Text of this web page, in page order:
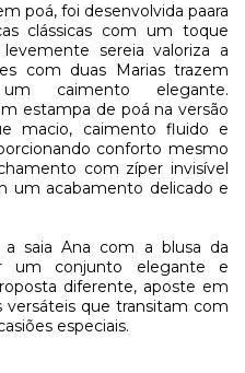
poá, foi desenvolvida paara
clássicas com um toque
sereia valoriza a
com duas Marias trazem
caimento elegante.
estampa de poá na versão
macio, caimento fluido e
conforto mesmo
com zíper invisível
um acabamento delicado e
a saia Ana com a blusa da
um conjunto elegante e
diferente, aposte em
versáteis que transitam com
especiais.